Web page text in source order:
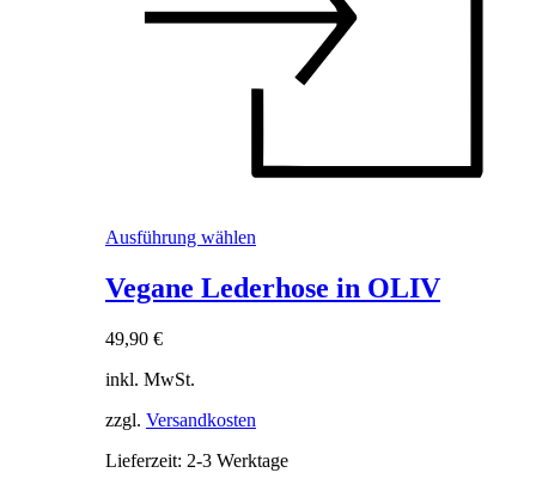
Ausführung wählen
weist
mehrere
auf
der
Produktseite
Vegane Lederhose in OLIV
49,90 €
inkl. MwSt.
zzgl. Versandkosten
Lieferzeit: 2-3 Werktage